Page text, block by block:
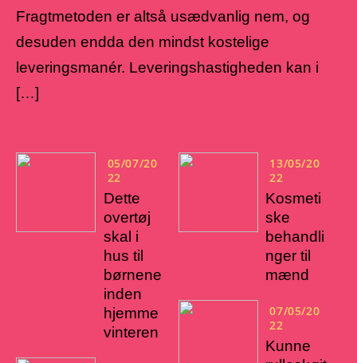
Fragtmetoden er altså usædvanlig nem, og
desuden endda den mindst kostelige
leveringsmanér. Leveringshastigheden kan i
[…]
05/07/20
22
Dette
overtøj
skal i
hus til
børnene
inden
hjemme
vinteren
13/05/20
22
Kosmeti
ske
behandli
nger til
mænd
07/05/20
22
Kunne